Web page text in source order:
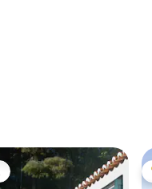
イスです。